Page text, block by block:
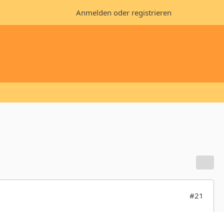
Anmelden oder registrieren
#21